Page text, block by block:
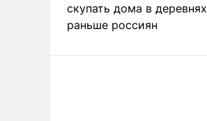
скупать дома в деревнях
раньше россиян